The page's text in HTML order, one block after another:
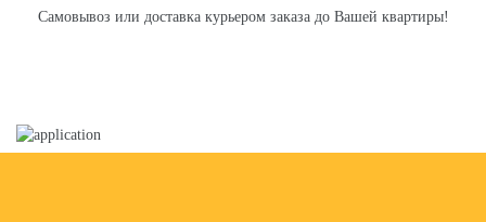
Самовывоз или доставка курьером заказа до Вашей квартиры!